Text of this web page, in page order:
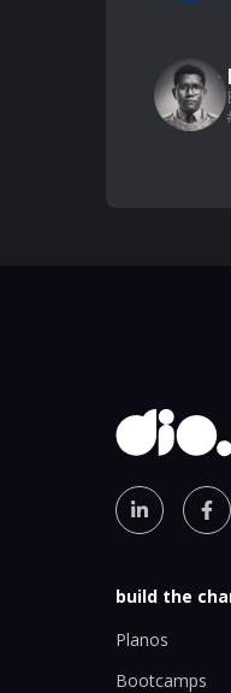
build the
Planos
Bootcamps